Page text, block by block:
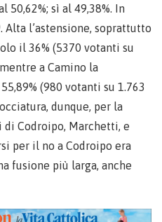
50,62%; sì al 49,38%. In
Alta l’astensione, soprattutto
il 36% (5370 votanti su
a Camino la
(980 votanti su 1.763
dunque, per la
di Codroipo, Marchetti, e
per il no a Codroipo era
fusione più larga, anche